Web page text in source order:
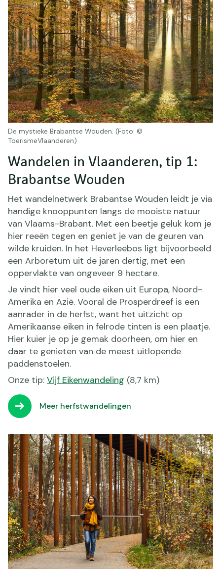
Wandelen in Vlaanderen, tip 1:
Brabantse Wouden
Het wandelnetwerk Brabantse Wouden leidt je via
handige knooppunten langs de mooiste natuur
van Vlaams-Brabant. Met een beetje geluk kom je
hier reeën tegen en geniet je van de geuren van
wilde kruiden. In het Heverleebos ligt bijvoorbeeld
een Arboretum uit de jaren dertig, met een
oppervlakte van ongeveer 9 hectare.
Je vindt hier veel oude eiken uit Europa, Noord-
Amerika en Azië. Vooral de Prosperdreef is een
aanrader in de herfst, want het uitzicht op
Amerikaanse eiken in felrode tinten is een plaatje.
Hier kuier je op je gemak doorheen, om hier en
daar te genieten van de meest uitlopende
paddenstoelen.
Onze tip: Vijf Eikenwandeling (8,7 km)
Meer herfstwandelingen
De mystieke Brabantse Wouden. (Foto: ©
ToerismeVlaanderen)